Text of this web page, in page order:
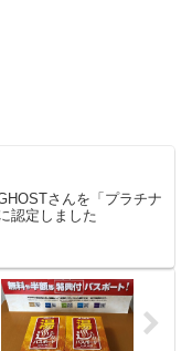
さんを「プラチナ
認定しました